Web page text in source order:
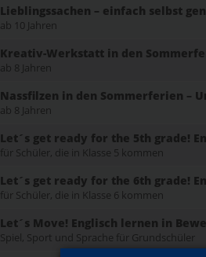
Lieblingssachen – einfach selbst
ab 10 Jahren
Kreativ-Werkstatt in den
ab 8 Jahren
Nassfilzen in den Sommerferien –
ab 8 Jahren
Let´s get ready for the 5th grade!
für Schüler, die in Klasse 5 kommen
Let´s get ready for the 6th grade!
für Schüler, die in Klasse 6 kommen
Let´s Move! Englisch lernen in
Spiel, Sport und Sprache für Grundschüler